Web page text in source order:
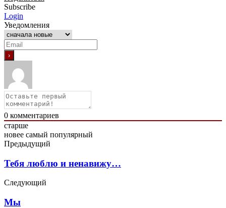
Subscribe
Login
Уведомления
0 комментариев
старше
новее самый популярный
Предыдущий
Тебя люблю и ненавижу…
Следующий
Мы